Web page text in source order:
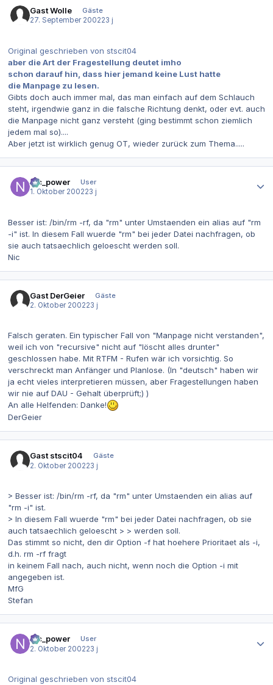
Gast Wolle
Gäste
27. September 200223 j
Original geschrieben von stscit04
aber die Art der Fragestellung deutet imho
schon darauf hin, dass hier jemand keine Lust hatte
die Manpage zu lesen.
Gibts doch auch immer mal, das man einfach auf dem Schlauch
steht, irgendwie ganz in die falsche Richtung denkt, oder evt. auch
die Manpage nicht ganz versteht (ging bestimmt schon ziemlich
jedem mal so)....
Aber jetzt ist wirklich genug OT, wieder zurück zum Thema.....
nic_power
User
1. Oktober 200223 j
Besser ist: /bin/rm -rf, da "rm" unter Umstaenden ein alias auf "rm
-i" ist. In diesem Fall wuerde "rm" bei jeder Datei nachfragen, ob
sie auch tatsaechlich geloescht werden soll.
Nic
Gast DerGeier
Gäste
2. Oktober 200223 j
Falsch geraten. Ein typischer Fall von "Manpage nicht verstanden",
weil ich von "recursive" nicht auf "löscht alles drunter"
geschlossen habe. Mit RTFM - Rufen wär ich vorsichtig. So
verschreckt man Anfänger und Planlose. (In "deutsch" haben wir
ja echt vieles interpretieren müssen, aber Fragestellungen haben
wir nie auf DAU - Gehalt überprüft;) )
An alle Helfenden: Danke!
DerGeier
Gast stscit04
Gäste
2. Oktober 200223 j
> Besser ist: /bin/rm -rf, da "rm" unter Umstaenden ein alias auf
"rm -i" ist.
> In diesem Fall wuerde "rm" bei jeder Datei nachfragen, ob sie
auch tatsaechlich geloescht > > werden soll.
Das stimmt so nicht, den dir Option -f hat hoehere Prioritaet als -i,
d.h. rm -rf fragt
in keinem Fall nach, auch nicht, wenn noch die Option -i mit
angegeben ist.
MfG
Stefan
nic_power
User
2. Oktober 200223 j
Original geschrieben von stscit04